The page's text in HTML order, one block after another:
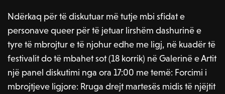
Ndërkaq për të diskutuar më tutje mbi sfidat e
personave queer për të jetuar lirshëm dashurinë e
tyre të mbrojtur e të njohur edhe me ligj, në kuadër të
festivalit do të mbahet sot (18 korrik) në Galerinë e Artit
një panel diskutimi nga ora 17:00 me temë: Forcimi i
mbrojtjeve ligjore: Rruga drejt martesës midis të njëjtit